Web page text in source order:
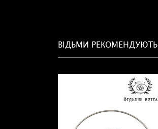
ВІДЬМИ РЕКОМЕНДУЮТЬ